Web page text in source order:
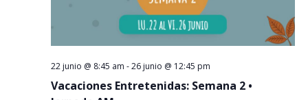
22 junio @ 8:45 am -26 junio @ 12:45 pm
Vacaciones Entretenidas: Semana 2 •